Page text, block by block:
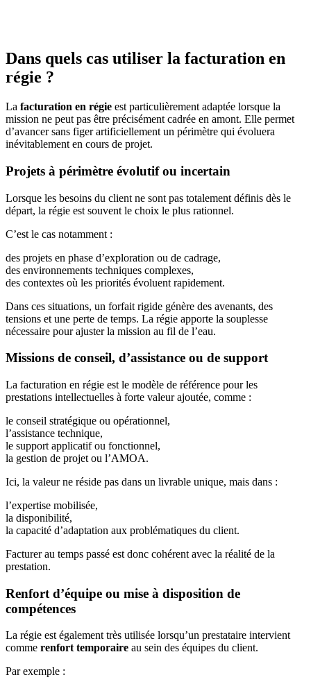
Dans quels cas utiliser la facturation en
régie ?
La facturation en régie est particulièrement adaptée lorsque la
mission ne peut pas être précisément cadrée en amont. Elle permet
d’avancer sans figer artificiellement un périmètre qui évoluera
inévitablement en cours de projet.
Projets à périmètre évolutif ou incertain
Lorsque les besoins du client ne sont pas totalement définis dès le
départ, la régie est souvent le choix le plus rationnel.
C’est le cas notamment :
des projets en phase d’exploration ou de cadrage,
des environnements techniques complexes,
des contextes où les priorités évoluent rapidement.
Dans ces situations, un forfait rigide génère des avenants, des
tensions et une perte de temps. La régie apporte la souplesse
nécessaire pour ajuster la mission au fil de l’eau.
Missions de conseil, d’assistance ou de support
La facturation en régie est le modèle de référence pour les
prestations intellectuelles à forte valeur ajoutée, comme :
le conseil stratégique ou opérationnel,
l’assistance technique,
le support applicatif ou fonctionnel,
la gestion de projet ou l’AMOA.
Ici, la valeur ne réside pas dans un livrable unique, mais dans :
l’expertise mobilisée,
la disponibilité,
la capacité d’adaptation aux problématiques du client.
Facturer au temps passé est donc cohérent avec la réalité de la
prestation.
Renfort d’équipe ou mise à disposition de
compétences
La régie est également très utilisée lorsqu’un prestataire intervient
comme renfort temporaire au sein des équipes du client.
Par exemple :